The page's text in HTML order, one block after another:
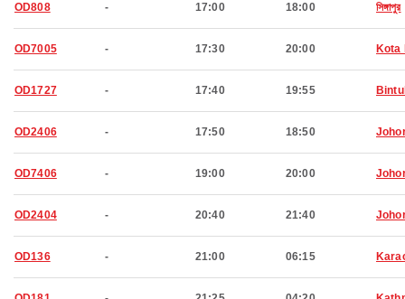
OD808 - 17:00 18:00 সিঙ্গাপুর
OD7005 - 17:30 20:00 Kota
OD1727 - 17:40 19:55
OD2406 - 17:50 18:50
OD7406 - 19:00 20:00
OD2404 - 20:40 21:40
OD136 - 21:00 06:15